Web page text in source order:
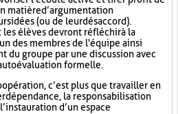
matière d’argumentation
idées (ou de leur désaccord).
élèves devront réfléchir à la
des membres de l'équipe ainsi
du groupe par une discussion avec
formelle.
c’est plus que travailler en
la responsabilisation
d’un espace